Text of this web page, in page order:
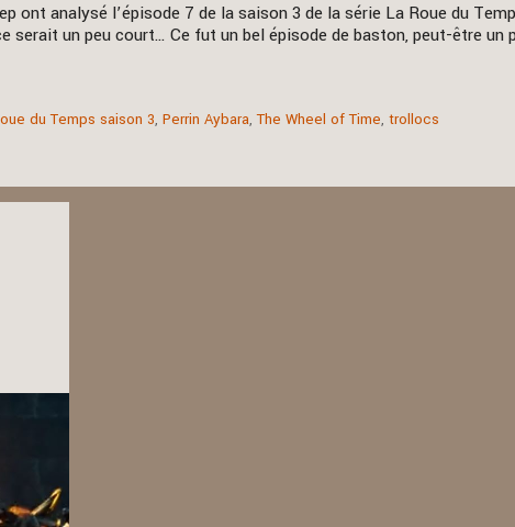
ont analysé l’épisode 7 de la saison 3 de la série La Roue du
serait un peu court… Ce fut un bel épisode de baston, peut-être un
du Temps saison 3,Perrin Aybara,The Wheel of Time,trollocs